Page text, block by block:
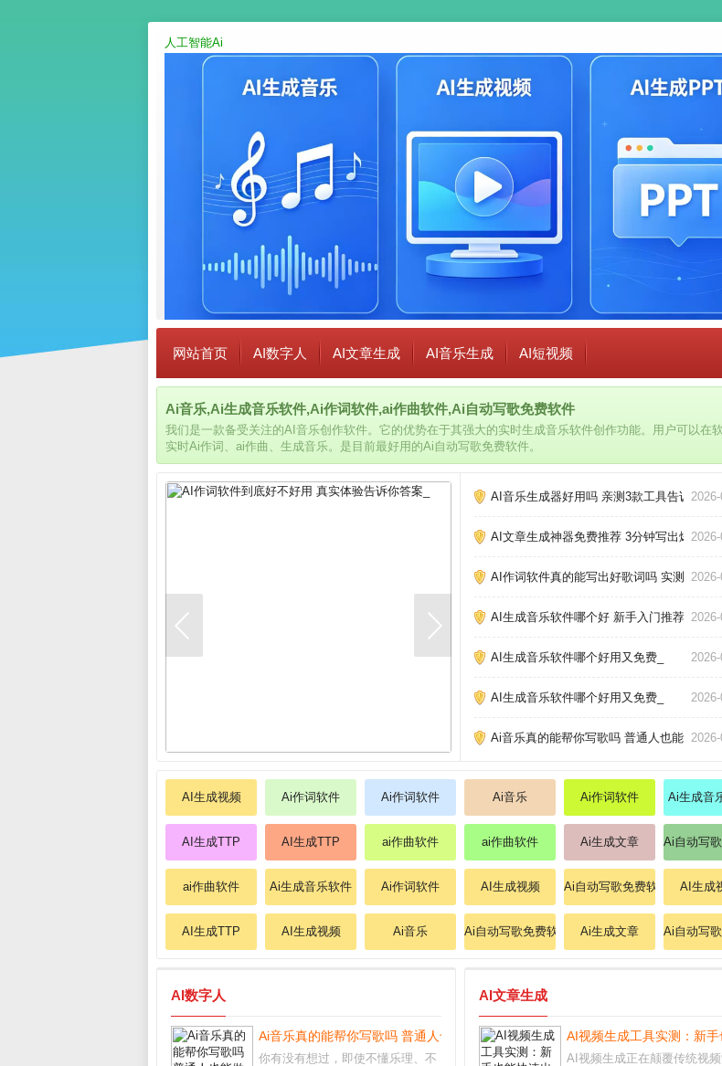
人工智能Ai
网站首页 AI数字人 AI文章生成 AI音乐生成 AI短视频
Ai音乐,Ai生成音乐软件,Ai作词软件,ai作曲软件,Ai自动写歌免费软件
我们是一款备受关注的AI音乐创作软件。它的优势在于其强大的实时生成音乐软件创作功能。用户可以在
实时Ai作词、ai作曲、生成音乐。是目前最好用的Ai自动写歌免费软件。
AI音乐生成器好用吗 亲测3款工具告诉你_
AI文章生成神器免费推荐 3分钟写出爆款文
AI作词软件真的能写出好歌词吗 实测三款热
AI生成音乐软件哪个好 新手入门推荐_
AI生成音乐软件哪个好用又免费_
AI生成音乐软件哪个好用又免费_
Ai音乐真的能帮你写歌吗 普通人也能做的3
AI生成视频 Ai作词软件 Ai作词软件 Ai音乐 Ai作词软件 Ai生成音
AI生成TTP AI生成TTP ai作曲软件 ai作曲软件 Ai生成文章 Ai自动写歌
ai作曲软件 Ai生成音乐软件 Ai作词软件 AI生成视频 Ai自动写歌免费软件 AI生成
AI生成TTP AI生成视频 Ai音乐 Ai自动写歌免费软件 Ai生成文章 Ai自动写歌
AI数字人
Ai音乐真的能帮你写歌吗 普通人也能做的3个神器_
你有没有想过，即使不懂乐理、不
AI文章生成
AI视频生成工具实测：新
AI视频生成正在颠覆传统视频